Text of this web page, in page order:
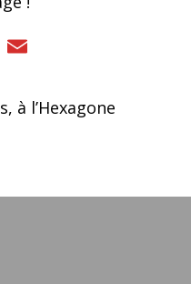
LinkedIn
à l’Hexagone